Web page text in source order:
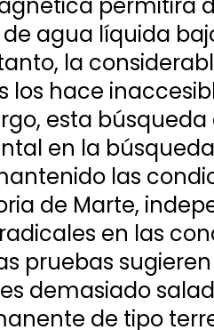
agua líquida
la
los hace
esta
en la
las
de Marte,
en las
pruebas
demasiado
de tipo